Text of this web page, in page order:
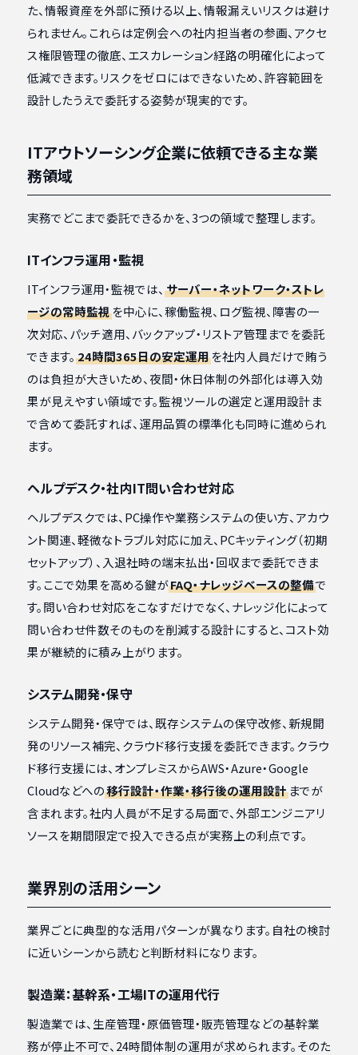
た、情報資産を外部に預ける以上、情報漏えいリスクは避け
られません。これらは定例会への社内担当者の参画、アクセ
ス権限管理の徹底、エスカレーション経路の明確化によって
低減できます。リスクをゼロにはできないため、許容範囲を
設計したうえで委託する姿勢が現実的です。
ITアウトソーシング企業に依頼できる主な業
務領域
実務でどこまで委託できるかを、3つの領域で整理します。
ITインフラ運用・監視
ITインフラ運用・監視では、 サーバー・ネットワーク・ストレ
ージの常時監視を中心に、稼働監視、ログ監視、障害の一
次対応、パッチ適用、バックアップ・リストア管理までを委託
できます。 24時間365日の安定運用を社内人員だけで賄う
のは負担が大きいため、夜間・休日体制の外部化は導入効
果が見えやすい領域です。監視ツールの選定と運用設計ま
で含めて委託すれば、運用品質の標準化も同時に進められ
ます。
ヘルプデスク・社内IT問い合わせ対応
ヘルプデスクでは、PC操作や業務システムの使い方、アカウ
ント関連、軽微なトラブル対応に加え、PCキッティング（初期
セットアップ）、入退社時の端末払出・回収まで委託できま
す。ここで効果を高める鍵がFAQ・ナレッジベースの整備で
す。問い合わせ対応をこなすだけでなく、ナレッジ化によって
問い合わせ件数そのものを削減する設計にすると、コスト効
果が継続的に積み上がります。
システム開発・保守
システム開発・保守では、既存システムの保守改修、新規開
発のリソース補完、クラウド移行支援を委託できます。クラウ
ド移行支援には、オンプレミスからAWS・Azure・Google
Cloudなどへの移行設計・作業・移行後の運用設計までが
含まれます。社内人員が不足する局面で、外部エンジニアリ
ソースを期間限定で投入できる点が実務上の利点です。
業界別の活用シーン
業界ごとに典型的な活用パターンが異なります。自社の検討
に近いシーンから読むと判断材料になります。
製造業：基幹系・工場ITの運用代行
製造業では、生産管理・原価管理・販売管理などの基幹業
務が停止不可で、24時間体制の運用が求められます。そのた